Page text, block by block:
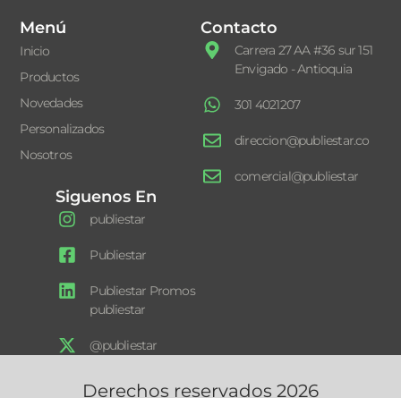
Menú
Inicio
Productos
Novedades
Personalizados
Nosotros
Contacto
Carrera 27 AA #36 sur 151
Envigado - Antioquia
301 4021207
direccion@publiestar.co
comercial@publiestar
Siguenos En
publiestar
Publiestar
Publiestar Promos
publiestar
@publiestar
Derechos reservados 2026